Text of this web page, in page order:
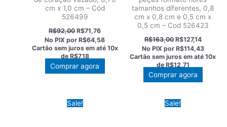
cm x 1,0 cm – Cód
526499
R$92,00O
preço
original
era:
R$92,00.
R$71,76O
preço
atual
é:
R$71,76.
No PIX porR$64,58
Cartão sem juros em até 10x
deR$7,18
Comprar agora
tamanhos diferentes, 0,8
cm x 0,8 cm e 0,5 cm x
0,5 cm – Cod 526423
R$163,00 O
preço
original
era:
R$163,00.
R$127,14O
preço
atual
é:
No PIX por R$114,43
Cartão sem juros em até10x
deR$12,71
Comprar agora
Sale! Sale!